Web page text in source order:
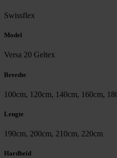
Swissflex
Model
Versa 20 Geltex
Breedte
100cm, 120cm, 140cm, 160cm,
Lengte
190cm, 200cm, 210cm, 220cm
Hardheid